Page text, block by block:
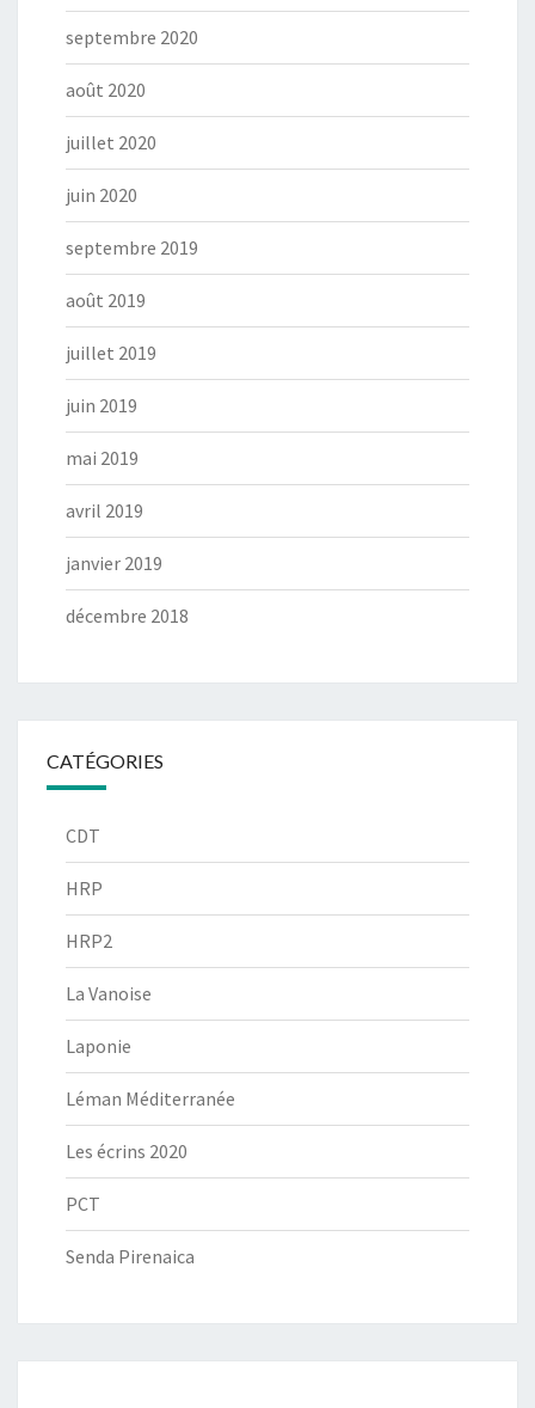
septembre 2020
août 2020
juillet 2020
juin 2020
septembre 2019
août 2019
juillet 2019
juin 2019
mai 2019
avril 2019
janvier 2019
décembre 2018
CATÉGORIES
CDT
HRP
HRP2
La Vanoise
Laponie
Léman Méditerranée
Les écrins 2020
PCT
Senda Pirenaica